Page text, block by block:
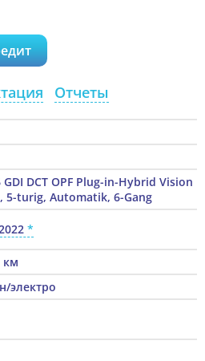
Отчеты
GDI DCT OPF Plug-in-Hybrid Vision
5-turig, Automatik, 6-Gang
км
электро